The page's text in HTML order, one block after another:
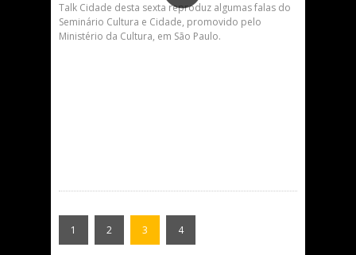
Talk Cidade desta sexta reproduz algumas falas do
Seminário Cultura e Cidade, promovido pelo
Ministério da Cultura, em São Paulo.
1 2 3 4